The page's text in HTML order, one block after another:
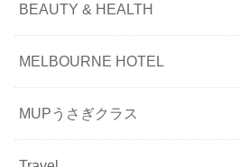
BEAUTY & HEALTH
MELBOURNE HOTEL
MUPうさぎクラス